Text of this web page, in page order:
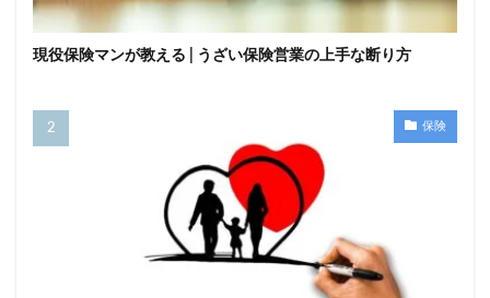
現役保険マンが教える | うざい保険営業の上手な断り方
保険